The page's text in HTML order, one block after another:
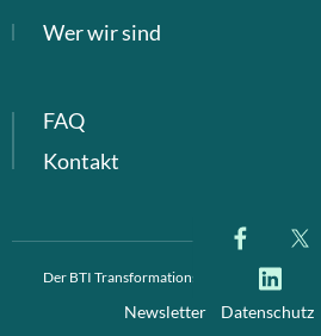
Wer wir sind
FAQ
Kontakt
Der BTI Transformationsindex ist ein
Newsletter Datenschutz